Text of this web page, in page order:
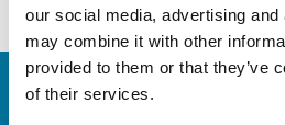
our social media, advertising
may combine it with other
provided to them or that they’ve
of their services.
Contactaţi-ne